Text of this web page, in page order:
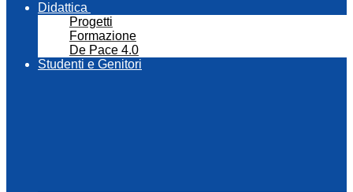
Didattica
Progetti
Formazione
De Pace 4.0
Studenti e Genitori